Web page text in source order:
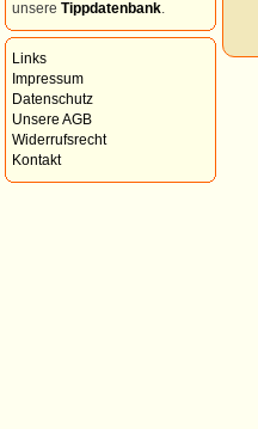
unsere Tippdatenbank
Links
Impressum
Datenschutz
Unsere AGB
Widerrufsrecht
Kontakt